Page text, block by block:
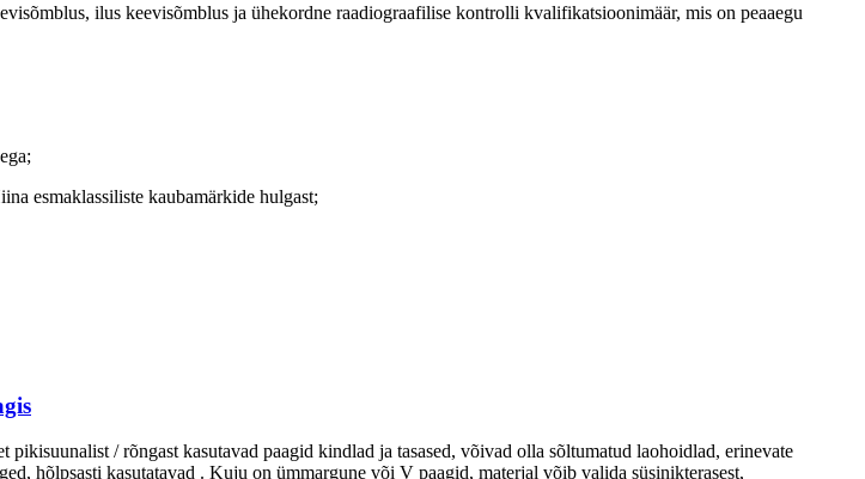
ilus keevisõmblus ja ühekordne raadiograafilise kontrolli kvalifikatsioonimäär, mis on peaaegu
esmaklassiliste kaubamärkide hulgast;
/ rõngast kasutavad paagid kindlad ja tasased, võivad olla sõltumatud laohoidlad, erinevate
hõlpsasti kasutatavad . Kuju on ümmargune või V paagid, materjal võib valida süsinikterasest,